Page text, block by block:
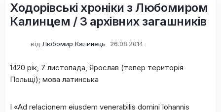
Ходорівські хроніки з Любомиром
Калинцем / З архівних загашників
від Любомир Калинець 26.08.2014
1420 рік, 7 листопада, Ярослав (тепер територія
Польщі); мова латинська
I «Ad relacionem eiusdem venerabilis domini Iohannis